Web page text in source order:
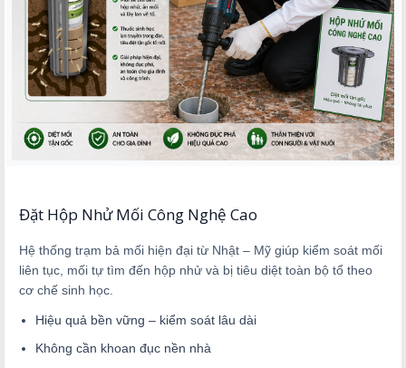
Đặt Hộp Nhử Mối Công Nghệ Cao
Hệ thống trạm bả mối hiện đại từ Nhật – Mỹ giúp kiểm soát mối
liên tục, mối tự tìm đến hộp nhử và bị tiêu diệt toàn bộ tổ theo
cơ chế sinh học.
Hiệu quả bền vững – kiểm soát lâu dài
Không cần khoan đục nền nhà